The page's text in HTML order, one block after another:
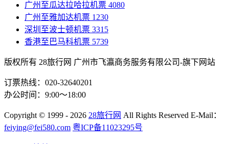
广州至瓜达拉哈拉机票 4080
广州至雅加达机票 1230
深圳至波士顿机票 3315
香港至巴马科机票 5739
版权所有 28旅行网 广州市飞瀛商务服务有限公司-旗下网站
订票热线：020-32640201
办公时间：9:00～18:00
Copyright © 1999 - 2026 28旅行网 All Rights Reserved E-Mail：
feiying@fei580.com 粤ICP备11023295号